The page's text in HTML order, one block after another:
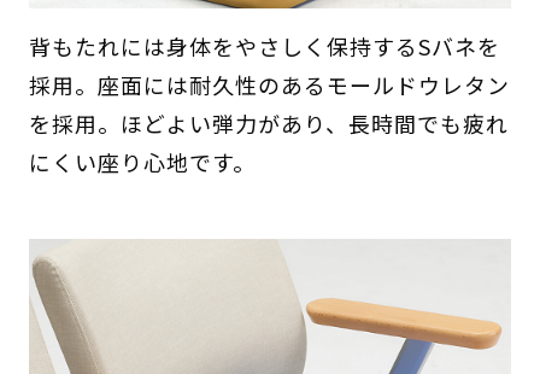
背もたれには身体をやさしく保持するSバネを
採用。座面には耐久性のあるモールドウレタン
を採用。ほどよい弾力があり、長時間でも疲れ
にくい座り心地です。